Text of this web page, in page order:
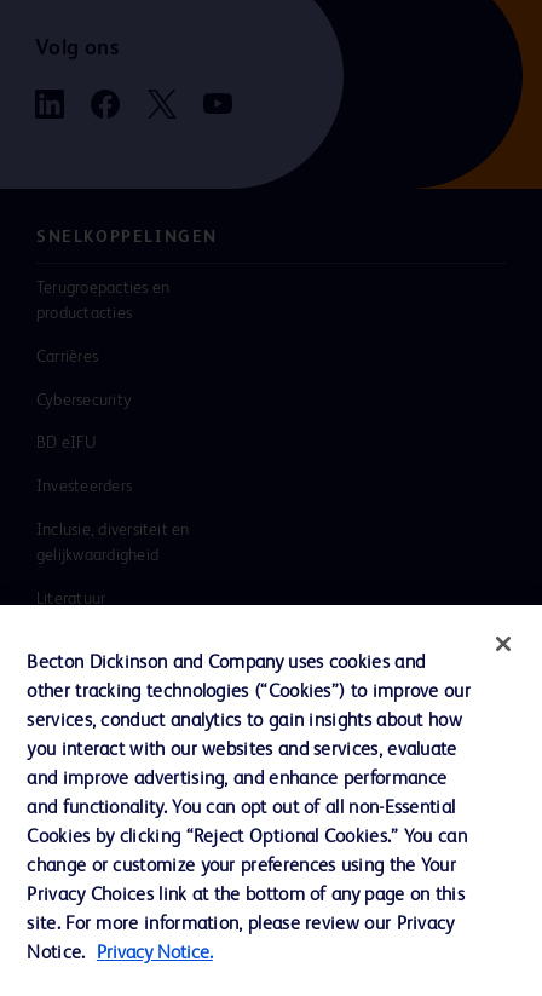
Volg ons
SNELKOPPELINGEN
Terugroepacties en
productacties
Carrières
Cybersecurity
BD eIFU
Investeerders
Inclusie, diversiteit en
gelijkwaardigheid
Literatuur
Ons bedrijf
Ethics & Compliance
Ondersteuning
Contact met ons opnemen
Cookievoorkeuren
Privacybeleid
Becton Dickinson and Company uses cookies and
other tracking technologies (“Cookies”) to improve our
services, conduct analytics to gain insights about how
you interact with our websites and services, evaluate
and improve advertising, and enhance performance
and functionality. You can opt out of all non-Essential
Cookies by clicking “Reject Optional Cookies.” You can
change or customize your preferences using the Your
Privacy Choices link at the bottom of any page on this
site. For more information, please review our Privacy
Notice.
Privacy Notice.